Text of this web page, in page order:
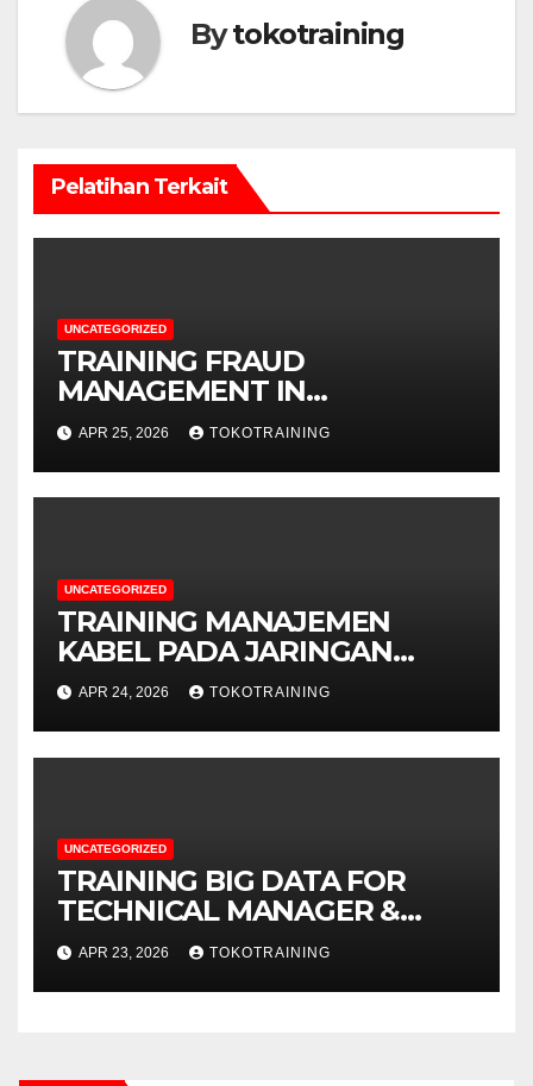
Bytokotraining
Pelatihan Terkait
UNCATEGORIZED
TRAINING FRAUD
MANAGEMENT IN
TELECOMMUNICATION
BUSINESS
APR 25, 2026 TOKOTRAINING
UNCATEGORIZED
TRAINING MANAJEMEN
KABEL PADA JARINGAN
TELEKOMUNIKASI
APR 24, 2026 TOKOTRAINING
UNCATEGORIZED
TRAINING BIG DATA FOR
TECHNICAL MANAGER &
DECISION MAKERS
APR 23, 2026 TOKOTRAINING